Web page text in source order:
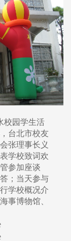
校园学生活
台北市校友
张理事长义
学校致词欢
参加座谈
；当天参与
学校概况介
事博物馆、